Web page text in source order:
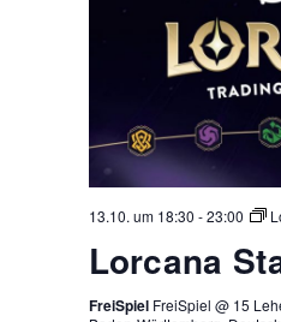
13.10. um 18:30 -23:00
Lorcana
FreiSpiel FreiSpiel @ 15